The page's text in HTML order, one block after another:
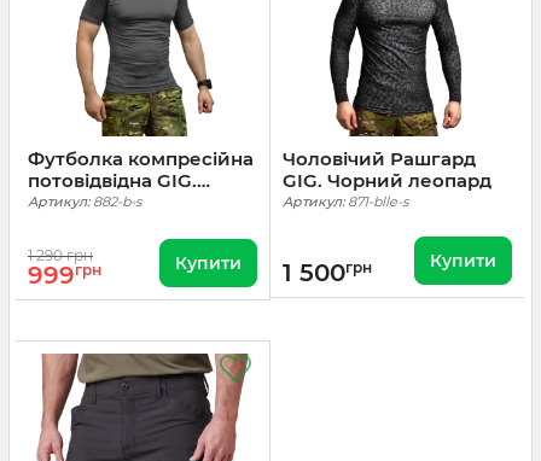
Футболка компресійна
потовідвідна GIG.
Чорний
Артикул:882-b-s
1 290 грн
999грн Купити
Чоловічий Рашгард
GIG. Чорний леопард
Артикул:871-blle-s
1 500грн Купити